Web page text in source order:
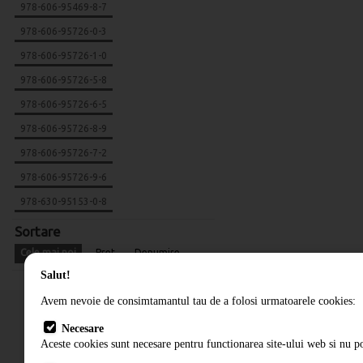
978-606-95469-8-7
978-606-95726-0-3
978-606-95726-1-0
978-606-95726-5-8
978-606-95726-6-5
978-606-95726-8-9
978-606-95726-7-2
978-606-95726-9-6
978-630-95153-0-8
Sortare
Cele mai noi Pret Denumire
Salut!
Avem nevoie de consimtamantul tau de a folosi urmatoarele cookies:
Necesare
Aceste cookies sunt necesare pentru functionarea site-ului web si nu